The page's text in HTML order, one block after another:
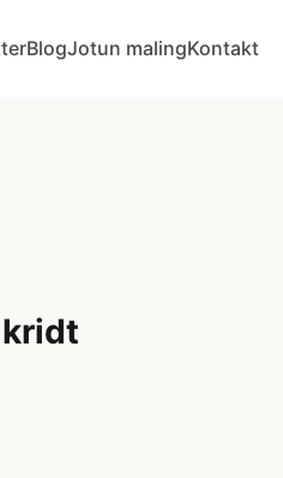
BlogJotun malingKontakt